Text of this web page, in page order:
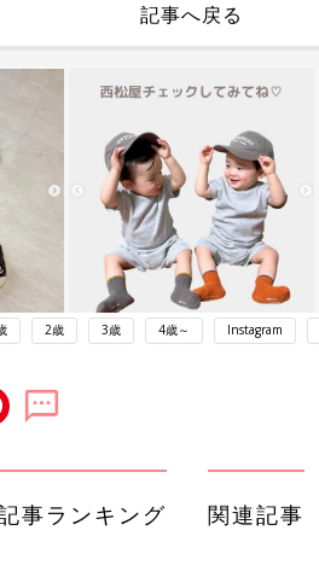
記事へ戻る
2歳 3歳 4歳～ Instagram
事ランキング 関連記事